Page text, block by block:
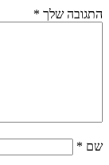
התגובה שלך *
שם *